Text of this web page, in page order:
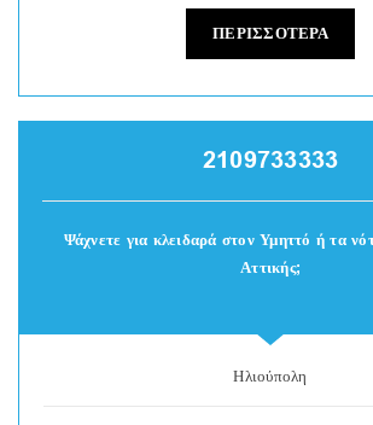
ΠΕΡΙΣΣΟΤΕΡΑ
2109733333
Ψάχνετε για κλειδαρά στον Υμηττό ή τα
Αττικής;
Ηλιούπολη